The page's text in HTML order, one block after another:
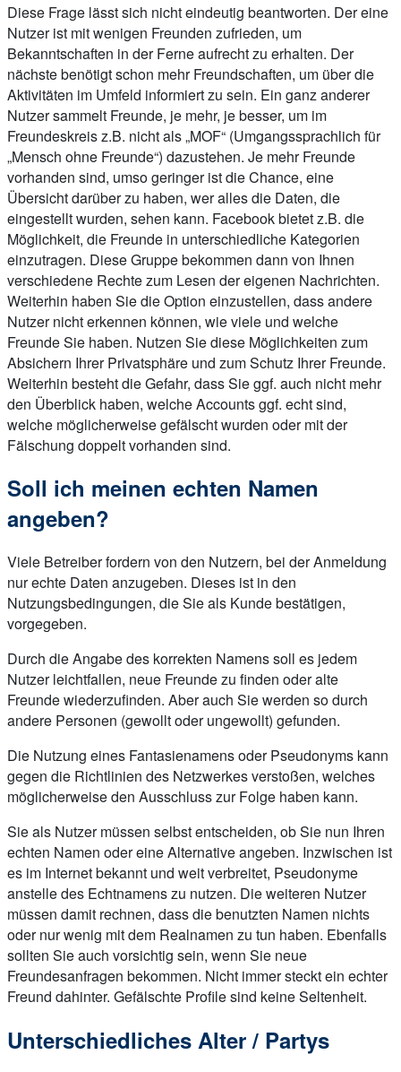
Diese Frage lässt sich nicht eindeutig beantworten. Der eine
Nutzer ist mit wenigen Freunden zufrieden, um
Bekanntschaften in der Ferne aufrecht zu erhalten. Der
nächste benötigt schon mehr Freundschaften, um über die
Aktivitäten im Umfeld informiert zu sein. Ein ganz anderer
Nutzer sammelt Freunde, je mehr, je besser, um im
Freundeskreis z.B. nicht als „MOF“ (Umgangssprachlich für
„Mensch ohne Freunde“) dazustehen. Je mehr Freunde
vorhanden sind, umso geringer ist die Chance, eine
Übersicht darüber zu haben, wer alles die Daten, die
eingestellt wurden, sehen kann. Facebook bietet z.B. die
Möglichkeit, die Freunde in unterschiedliche Kategorien
einzutragen. Diese Gruppe bekommen dann von Ihnen
verschiedene Rechte zum Lesen der eigenen Nachrichten.
Weiterhin haben Sie die Option einzustellen, dass andere
Nutzer nicht erkennen können, wie viele und welche
Freunde Sie haben. Nutzen Sie diese Möglichkeiten zum
Absichern Ihrer Privatsphäre und zum Schutz Ihrer Freunde.
Weiterhin besteht die Gefahr, dass Sie ggf. auch nicht mehr
den Überblick haben, welche Accounts ggf. echt sind,
welche möglicherweise gefälscht wurden oder mit der
Fälschung doppelt vorhanden sind.
Soll ich meinen echten Namen
angeben?
Viele Betreiber fordern von den Nutzern, bei der Anmeldung
nur echte Daten anzugeben. Dieses ist in den
Nutzungsbedingungen, die Sie als Kunde bestätigen,
vorgegeben.
Durch die Angabe des korrekten Namens soll es jedem
Nutzer leichtfallen, neue Freunde zu finden oder alte
Freunde wiederzufinden. Aber auch Sie werden so durch
andere Personen (gewollt oder ungewollt) gefunden.
Die Nutzung eines Fantasienamens oder Pseudonyms kann
gegen die Richtlinien des Netzwerkes verstoßen, welches
möglicherweise den Ausschluss zur Folge haben kann.
Sie als Nutzer müssen selbst entscheiden, ob Sie nun Ihren
echten Namen oder eine Alternative angeben. Inzwischen ist
es im Internet bekannt und weit verbreitet, Pseudonyme
anstelle des Echtnamens zu nutzen. Die weiteren Nutzer
müssen damit rechnen, dass die benutzten Namen nichts
oder nur wenig mit dem Realnamen zu tun haben. Ebenfalls
sollten Sie auch vorsichtig sein, wenn Sie neue
Freundesanfragen bekommen. Nicht immer steckt ein echter
Freund dahinter. Gefälschte Profile sind keine Seltenheit.
Unterschiedliches Alter / Partys